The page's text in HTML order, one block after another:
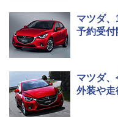
マツダ、
予約受付
マツダ
外装や走